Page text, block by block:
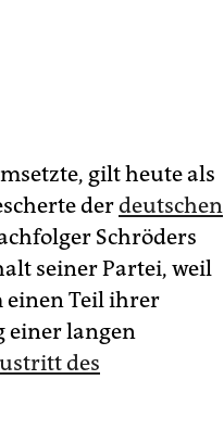
gilt heute als
derdeutschen
Schröders
seiner Partei, weil
einen Teil ihrer
einer langen
des